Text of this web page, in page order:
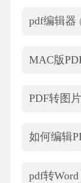
pdf编辑器
MAC版
PDF转图片
如何编辑
pdf转Word